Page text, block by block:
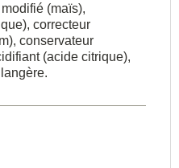
(maïs),
correcteur
conservateur
(acide citrique),